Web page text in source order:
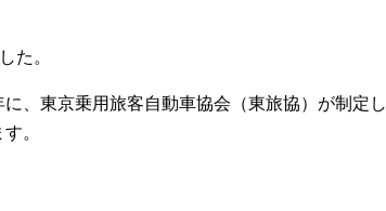
た。
、東京乗用旅客自動車協会（東旅協）が制定
。